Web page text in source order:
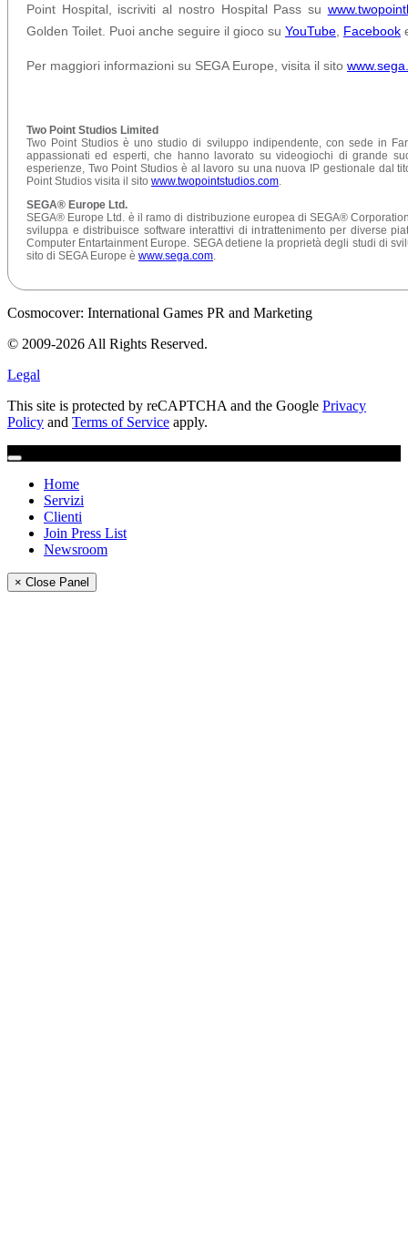
Point Hospital, iscriviti al nostro Hospital Pass su
Golden Toilet. Puoi anche seguire il gioco su YouTube Facebook
Per maggiori informazioni su SEGA Europe, visita il sito
Two Point Studios Limited
Two Point Studios è uno studio di sviluppo indipendente, con sede in
appassionati ed esperti, che hanno lavorato su videogiochi di grande
esperienze, Two Point Studios è al lavoro su una nuova IP gestionale dal
Point Studios visita il sito www.twopointstudios.com.
SEGA® Europe Ltd.
SEGA® Europe Ltd. è il ramo di distribuzione europea di SEGA®
sviluppa e distribuisce software interattivi di intrattenimento per diverse
Computer Entartainment Europe. SEGA detiene la proprietà degli studi di
sito di SEGA Europe è www.sega.com.
Cosmocover: International Games PR and Marketing
© 2009-2026 All Rights Reserved.
Legal
This site is protected by reCAPTCHA and the Google Privacy
Policy and Terms of Service apply.
Home
Servizi
Clienti
Join Press List
Newsroom
× Close Panel